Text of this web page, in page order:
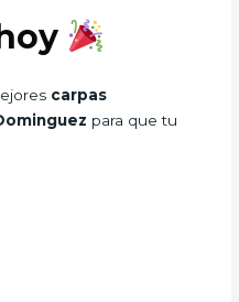
carpas
para que tu